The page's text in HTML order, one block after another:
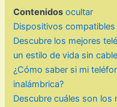
Contenidos ocultar
Dispositivos
Descubre los mejores
un estilo de vida sin
¿Cómo saber si mi
inalámbrica?
Descubre cuáles son los